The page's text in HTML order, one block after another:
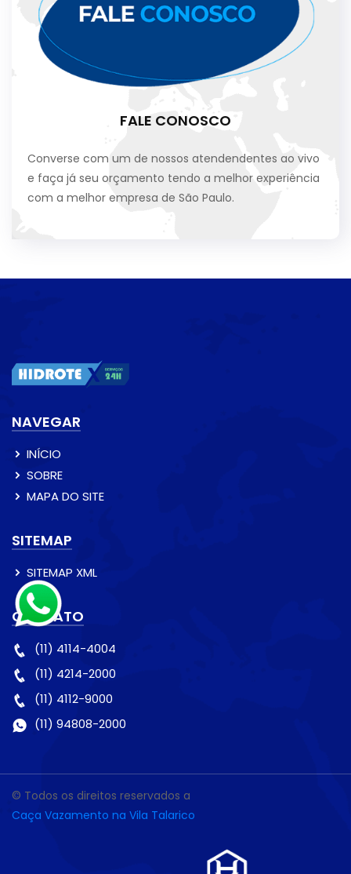
FALE CONOSCO
Converse com um de nossos atendendentes ao vivo
e faça já seu orçamento tendo a melhor experiência
com a melhor empresa de São Paulo.
NAVEGAR
INÍCIO
SOBRE
MAPA DO SITE
SITEMAP
SITEMAP XML
CONTATO
(11) 4114-4004
(11) 4214-2000
(11) 4112-9000
(11) 94808-2000
© Todos os direitos reservados a
Caça Vazamento na Vila Talarico